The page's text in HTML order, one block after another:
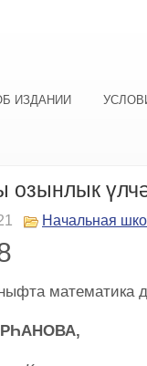
ИЗДАНИИ
озынлык
Начальная
математика